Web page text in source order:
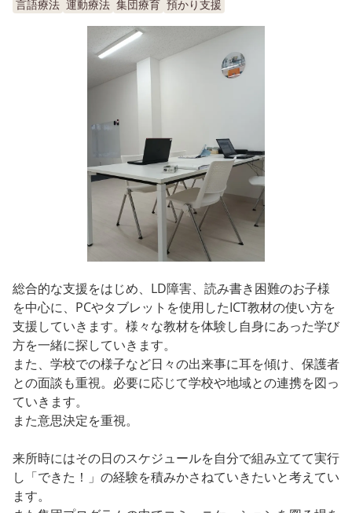
言語療法 運動療法 集団療育 預かり支援
総合的な支援をはじめ、LD障害、読み書き困難のお子様
を中心に、PCやタブレットを使用したICT教材の使い方を
支援していきます。様々な教材を体験し自身にあった学び
方を一緒に探していきます。
また、学校での様子など日々の出来事に耳を傾け、保護者
との面談も重視。必要に応じて学校や地域との連携を図っ
ていきます。
また意思決定を重視。
来所時にはその日のスケジュールを自分で組み立てて実行
し「できた！」の経験を積みかさねていきたいと考えてい
ます。